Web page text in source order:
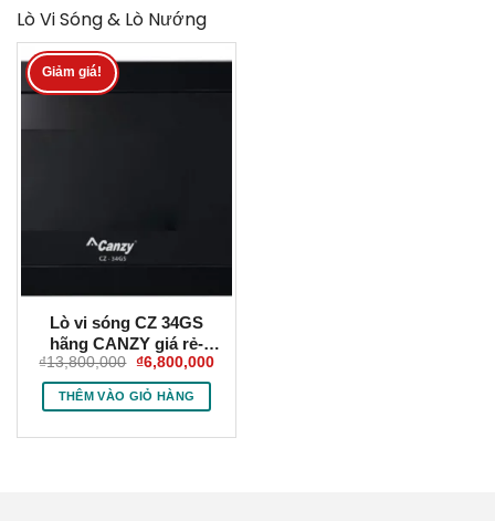
Lò Vi Sóng & Lò Nướng
Giảm giá!
Lò vi sóng CZ 34GS
hãng CANZY giá rẻ-
Vietkit Home
₫13,800,000 Giá
là:
₫13,800,000.
₫6,800,000Giá
THÊM VÀO GIỎ HÀNG